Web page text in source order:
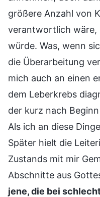
größere Anzahl von
verantwortlich wäre,
würde. Was, wenn
die Überarbeitung
mich auch an einen
dem Leberkrebs
der kurz nach
Als ich an diese
Später hielt die
Zustands mit mir
Abschnitte aus
jene, die bei